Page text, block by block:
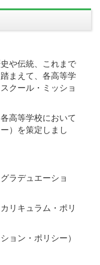
や伝統、これまで
まえて、各高等学
クール・ミッショ
高等学校において
）を策定しまし
ラデュエーショ
リキュラム・ポリ
ョン・ポリシー）